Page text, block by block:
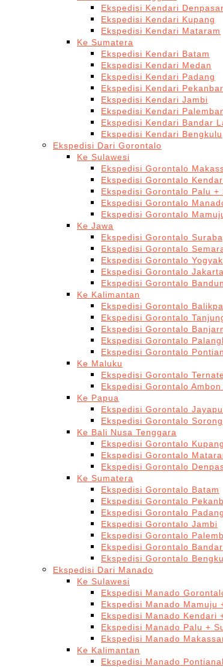
Ekspedisi Kendari Denpasar
Ekspedisi Kendari Kupang
Ekspedisi Kendari Mataram
Ke Sumatera
Ekspedisi Kendari Batam
Ekspedisi Kendari Medan
Ekspedisi Kendari Padang
Ekspedisi Kendari
Ekspedisi Kendari Jambi
Ekspedisi Kendari
Ekspedisi Kendari Bandar
Ekspedisi Kendari Bengkulu
Ekspedisi Dari Gorontalo
Ke Sulawesi
Ekspedisi Gorontalo
Ekspedisi Gorontalo
Ekspedisi Gorontalo Palu +
Ekspedisi Gorontalo
Ekspedisi Gorontalo
Ke Jawa
Ekspedisi Gorontalo
Ekspedisi Gorontalo
Ekspedisi Gorontalo
Ekspedisi Gorontalo
Ekspedisi Gorontalo
Ke Kalimantan
Ekspedisi Gorontalo
Ekspedisi Gorontalo
Ekspedisi Gorontalo
Ekspedisi Gorontalo
Ekspedisi Gorontalo
Ke Maluku
Ekspedisi Gorontalo
Ekspedisi Gorontalo
Ke Papua
Ekspedisi Gorontalo
Ekspedisi Gorontalo
Ke Bali Nusa Tenggara
Ekspedisi Gorontalo Kupang
Ekspedisi Gorontalo
Ekspedisi Gorontalo
Ke Sumatera
Ekspedisi Gorontalo Batam
Ekspedisi Gorontalo
Ekspedisi Gorontalo Padang
Ekspedisi Gorontalo Jambi
Ekspedisi Gorontalo
Ekspedisi Gorontalo
Ekspedisi Gorontalo
Ekspedisi Dari Manado
Ke Sulawesi
Ekspedisi Manado
Ekspedisi Manado Mamuju
Ekspedisi Manado Kendari
Ekspedisi Manado Palu +
Ekspedisi Manado
Ke Kalimantan
Ekspedisi Manado